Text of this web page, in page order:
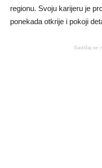
regionu. Svoju karijeru je
ponekada otkrije i pokoji
Sadržaj se